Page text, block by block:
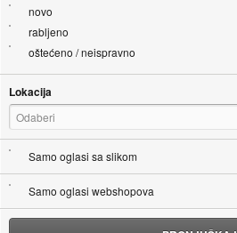
novo
rabljeno
oštećeno / neispravno
Lokacija
Odaberi
Samo oglasi sa slikom
Samo oglasi webshopova